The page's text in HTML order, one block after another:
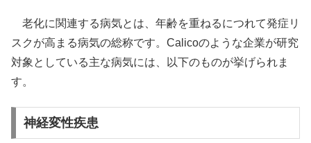
老化に関連する病気とは、年齢を重ねるにつれて発症リ
スクが高まる病気の総称です。Calicoのような企業が研究
対象としている主な病気には、以下のものが挙げられま
す。
神経変性疾患